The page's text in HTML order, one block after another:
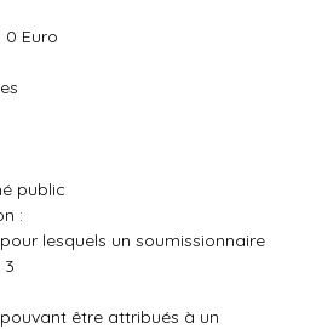
0 Euro
public
:
lesquels un soumissionnaire
être attribués à un